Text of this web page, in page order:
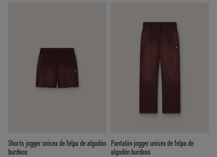
Shorts jogger unisex de felpa de algodón
burdeos
Pantalón jogger unisex de felpa de
algodón burdeos